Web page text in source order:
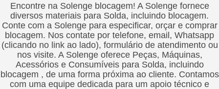
Encontre na Solenge blocagem! A Solenge fornece
diversos materiais para Solda, incluindo blocagem.
Conte com a Solenge para especificar, orçar e comprar
blocagem. Nos contate por telefone, email, Whatsapp
(clicando no link ao lado), formulário de atendimento ou
nos visite. A Solenge oferece Peças, Máquinas,
Acessórios e Consumíveis para Solda, incluindo
blocagem , de uma forma próxima ao cliente. Contamos
com uma equipe dedicada para um apoio técnico e